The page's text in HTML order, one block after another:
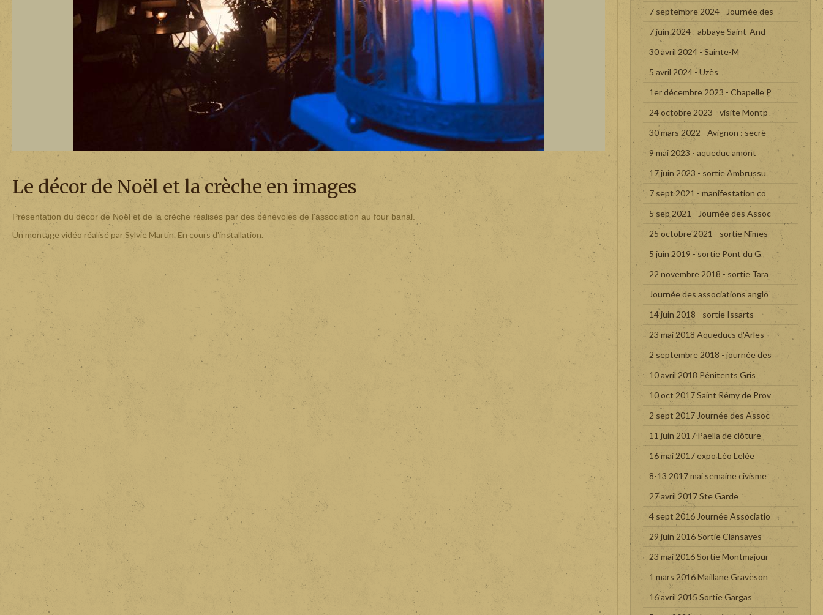
Le décor de Noël et la crèche en images
Présentation du décor de Noël et de la crèche réalisés par des bénévoles de l'association au four banal.
Un montage vidéo réalisé par Sylvie Martin. En cours d'installation.
7 septembre 2024 - Journée des
7 juin 2024 - abbaye Saint-And
30 avril 2024 - Sainte-M
5 avril 2024 - Uzès
1er décembre 2023 - Chapelle P
24 octobre 2023 - visite Montp
30 mars 2022 - Avignon : secre
9 mai 2023 - aqueduc amont
17 juin 2023 - sortie Ambrussu
7 sept 2021 - manifestation co
5 sep 2021 - Journée des Assoc
25 octobre 2021 - sortie Nîmes
5 juin 2019 - sortie Pont du G
22 novembre 2018 - sortie Tara
Journée des associations anglo
14 juin 2018 - sortie Issarts
23 mai 2018 Aqueducs d'Arles
2 septembre 2018 - journée des
10 avril 2018 Pénitents Gris
10 oct 2017 Saint Rémy de Prov
2 sept 2017 Journée des Assoc
11 juin 2017 Paella de clôture
16 mai 2017 expo Léo Lelée
8-13 2017 mai semaine civisme
27 avril 2017 Ste Garde
4 sept 2016 Journée Associatio
29 juin 2016 Sortie Clansayes
23 mai 2016 Sortie Montmajour
1 mars 2016 Maillane Graveson
16 avril 2015 Sortie Gargas